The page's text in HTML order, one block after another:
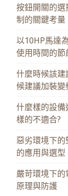
按鈕開關的
制的關鍵考量
以10HP馬達
使用時間的節
什麼時候該
候建議加裝變
什麼樣的設
樣的不適合?
惡劣環境下
的應用與選型
嚴苛環境下
原理與防護